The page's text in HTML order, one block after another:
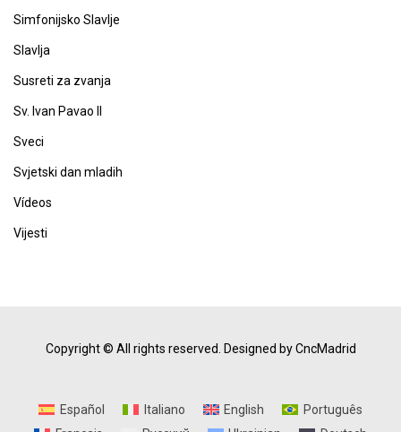
Simfonijsko Slavlje
Slavlja
Susreti za zvanja
Sv. Ivan Pavao II
Sveci
Svjetski dan mladih
Vídeos
Vijesti
Copyright © All rights reserved. Designed by CncMadrid
Español Italiano English
Português